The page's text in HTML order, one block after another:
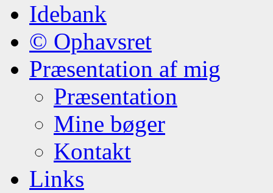
Idebank
© Ophavsret
Præsentation af mig
Præsentation
Mine bøger
Kontakt
Links